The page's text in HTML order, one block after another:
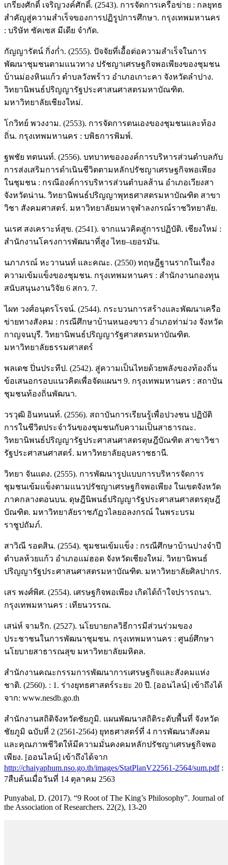
เกรียงศักดิ์ เจริญวงค์ศักดิ์. (2543). การจัดการเครือข่าย : กลยุทธ
สำคัญสู่ความสำเร็จของการปฏิรูปการศึกษา. กรุงเทพมหานคร
: บริษัท ซัคเซส มีเดีย จำกัด.
กัญญารัตน์ กิ่งก่ำ. (2555). ปัจจัยที่เอื้อต่อความสำเร็จในการ
พัฒนาชุมชนตามแนวทาง ปรัชญาเศรษฐกิจพอเพียงของชุมชน
บ้านม่องหินแก้ว ตำบลวังพร้าว อำเภอเกาะคา จังหวัดลำปาง.
วิทยานิพนธ์ปริญญารัฐประศาสนศาสตรมหาบัณฑิต.
มหาวิทยาลัยเชียงใหม่.
โกวิทย์ พวงงาม. (2553). การจัดการตนเองของชุมชนและท้อง
ถิ่น. กรุงเทพมหานคร : บพิธการพิมพ์.
ฐพชัย ทตนนท์. (2556). บทบาทขององค์การบริหารส่วนตำบลกับ
การส่งเสริมการดำเนินชีวิตตามหลักปรัชญาเศรษฐกิจพอเพียง
ในชุมชน : กรณีองค์การบริหารส่วนตำบลส้าน อำเภอเวียงสา
จังหวัดน่าน. วิทยานิพนธ์ปริญญาพุทธศาสตรมหาบัณฑิต สาขา
วิชา สังคมศาสตร์. มหาวิทยาลัยมหาจุฬาลงกรณ์ราชวิทยาลัย.
นเรศ สงเคราะห์สุข. (2541). จากแนวคิดสู่การปฏิบัติ. เชียงใหม่ :
สำนักงานโครงการพัฒนาที่สูง ไทย–เยอรมัน.
นภาภรณ์ หะวานนท์ และคณะ. (2550) ทฤษฎีฐานรากในเรื่อง
ความเข้มแข็งของชุมชน. กรุงเทพมหานคร : สำนักงานกองทุน
สนับสนุนงานวิจัย 6 สกว. 7.
ไผท วงศ์อนุตรโรจน์. (2544). กระบวนการสร้างและพัฒนาเครือ
ข่ายทางสังคม : กรณีศึกษาบ้านหนองขาว อำเภอท่าม่วง จังหวัด
กาญจนบุรี. วิทยานิพนธ์ปริญญารัฐศาสตรมหาบัณฑิต.
มหาวิทยาลัยธรรมศาสตร์
พลเดช ปิ่นประทีป. (2542). สู่ความเป็นไทยด้วยพลังของท้องถิ่น
ข้อเสนอกรอบแนวคิดเพื่อจัดแผนฯ 9. กรุงเทพมหานคร : สถาบัน
ชุมชนท้องถิ่นพัฒนา.
วรวุฒิ อินทนนท์. (2556). สถาบันการเรียนรู้เพื่อปวงชน ปฏิบัติ
การในชีวิตประจำวันของชุมชนกับความเป็นสาธารณะ.
วิทยานิพนธ์ปริญญารัฐประศาสนศาสตรดุษฎีบัณฑิต สาขาวิชา
รัฐประศาสนศาสตร์. มหาวิทยาลัยอุบลราชธานี.
วิทยา จันแดง. (2555). การพัฒนารูปแบบการบริหารจัดการ
ชุมชนเข้มแข็งตามแนวปรัชญาเศรษฐกิจพอเพียง ในเขตจังหวัด
ภาคกลางตอนบน. ดุษฎีนิพนธ์ปริญญารัฐประศาสนศาสตรดุษฎี
บัณฑิต. มหาวิทยาลัยราชภัฏวไลยอลงกรณ์ ในพระบรม
ราชูปถัมภ์.
สาวิณี รอดสิน. (2554). ชุมชนเข้มแข็ง : กรณีศึกษาบ้านปางจำปี
ตำบลห้วยแก้ว อำเภอแม่ฮอด จังหวัดเชียงใหม่. วิทยานิพนธ์
ปริญญารัฐประศาสนศาสตรมหาบัณฑิต. มหาวิทยาลัยศิลปากร.
เสร พงศ์พิศ. (2554). เศรษฐกิจพอเพียง เกิดได้ถ้าใจปรารถนา.
กรุงเทพมหานคร : เทียนวรรณ.
เสน่ห์ จามริก. (2527). นโยบายกลวิธีการมีส่วนร่วมของ
ประชาชนในการพัฒนาชุมชน. กรุงเทพมหานคร : ศูนย์ศึกษา
นโยบายสาธารณสุข มหาวิทยาลัยมหิดล.
สำนักงานคณะกรรมการพัฒนาการเศรษฐกิจและสังคมแห่ง
ชาติ. (2560). : 1. ร่างยุทธศาสตร์ระยะ 20 ปี. [ออนไลน์] เข้าถึงได้
จาก: www.nesdb.go.th
สำนักงานสถิติจังหวัดชัยภูมิ. แผนพัฒนาสถิติระดับพื้นที่ จังหวัด
ชัยภูมิ ฉบับที่ 2 (2561-2564) ยุทธศาสตร์ที่ 4 การพัฒนาสังคม
และคุณภาพชีวิตให้มีความมั่นคงคมหลักปรัชญาเศรษฐกิจพอ
เพียง. [ออนไลน์] เข้าถึงได้จาก
http://chaiyaphum.nso.go.th/images/StatPlanV22561-2564/sum.pdf:
7สืบค้นเมื่อวันที่ 14 ตุลาคม 2563
Punyabal, D. (2017). “9 Root of The King’s Philosophy”. Journal of
the Association of Researchers. 22(2), 13-20